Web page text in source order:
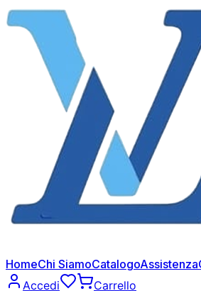
HomeChi SiamoCatalogoAssistenza
Accedi
Carrello